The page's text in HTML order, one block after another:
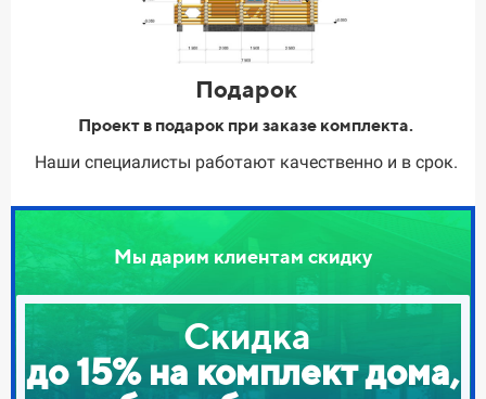
Подарок
Проект в подарок при заказе комплекта.
Наши специалисты работают качественно и в срок.
Мы дарим клиентам скидку
Скидка
до 15% на комплект дома,